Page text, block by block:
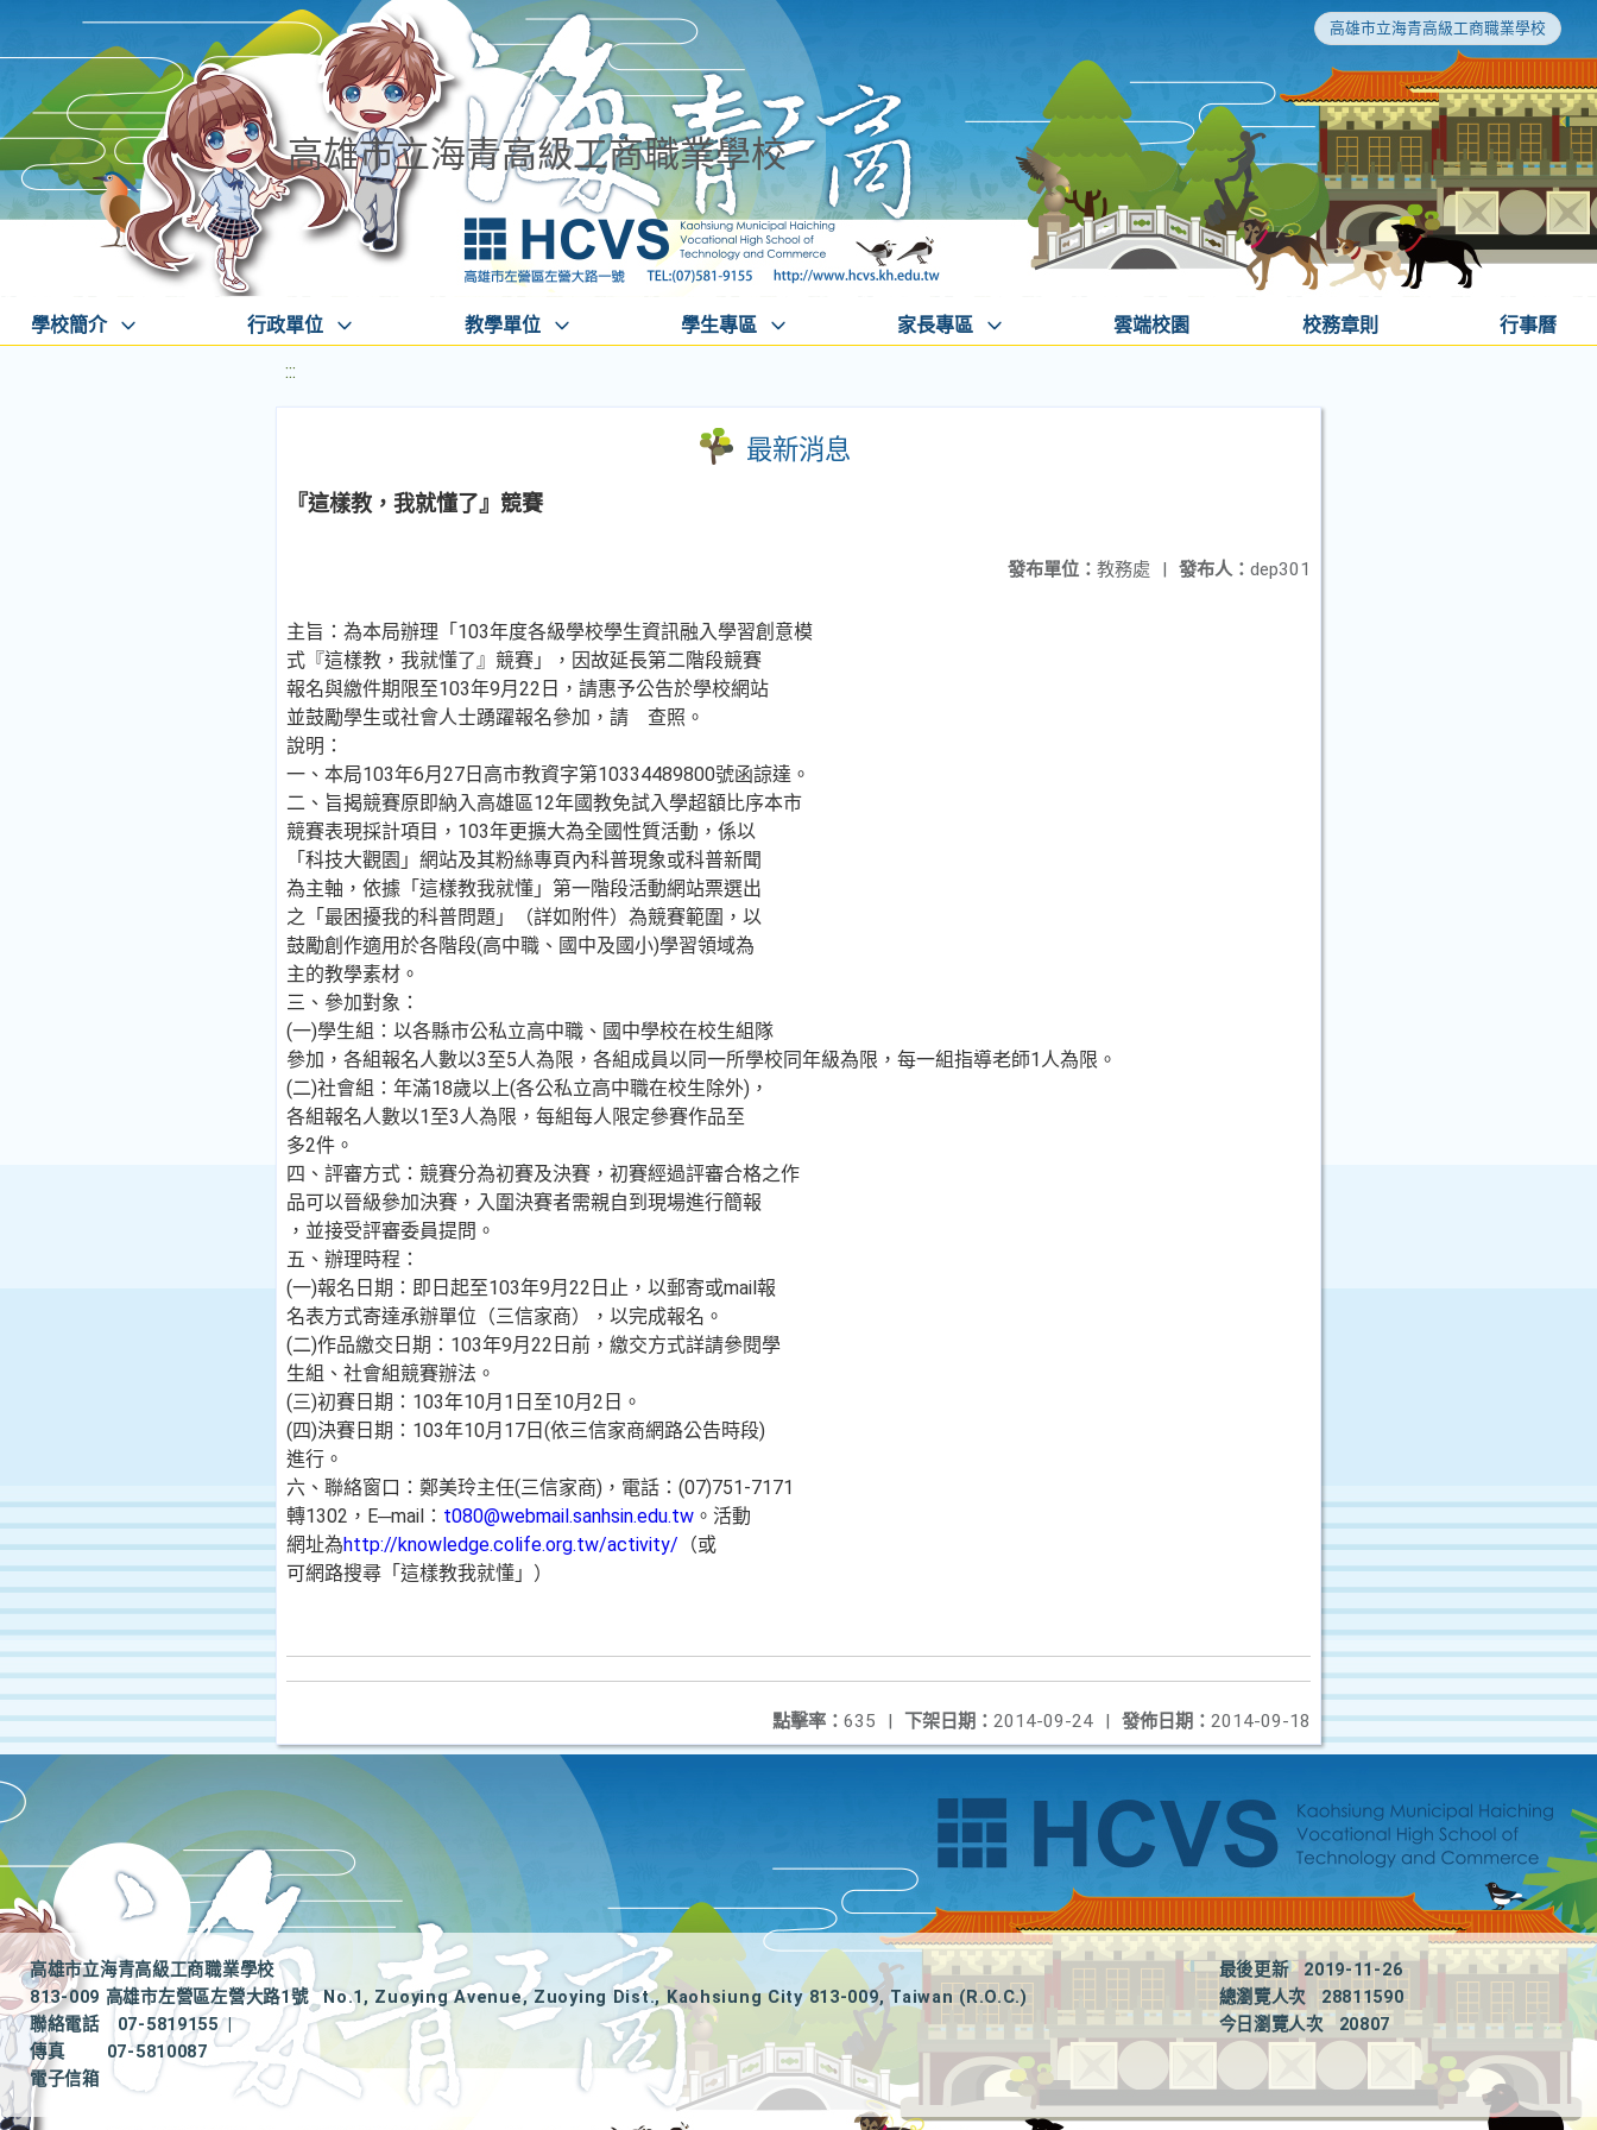
高雄市立海青高級工商職業學校
高雄市立海青高級工商職業學校
學校簡介 行政單位 教學單位 學生專區 家長專區 雲端校園 校務章則 行事曆
:::
最新消息
『這樣教，我就懂了』競賽
發布人： dep301
發布單位： 教務處 |
主旨：為本局辦理「103年度各級學校學生資訊融入學習創意模
式『這樣教，我就懂了』競賽」，因故延長第二階段競賽
報名與繳件期限至103年9月22日，請惠予公告於學校網站
並鼓勵學生或社會人士踴躍報名參加，請 查照。
說明：
一、本局103年6月27日高市教資字第10334489800號函諒達。
二、旨揭競賽原即納入高雄區12年國教免試入學超額比序本市
競賽表現採計項目，103年更擴大為全國性質活動，係以
「科技大觀園」網站及其粉絲專頁內科普現象或科普新聞
為主軸，依據「這樣教我就懂」第一階段活動網站票選出
之「最困擾我的科普問題」（詳如附件）為競賽範圍，以
鼓勵創作適用於各階段(高中職、國中及國小)學習領域為
主的教學素材。
三、參加對象：
(一)學生組：以各縣市公私立高中職、國中學校在校生組隊
參加，各組報名人數以3至5人為限，各組成員以同一所學校同年級為限，每一組指導老師1人為限。
(二)社會組：年滿18歲以上(各公私立高中職在校生除外)，
各組報名人數以1至3人為限，每組每人限定參賽作品至
多2件。
四、評審方式：競賽分為初賽及決賽，初賽經過評審合格之作
品可以晉級參加決賽，入圍決賽者需親自到現場進行簡報
，並接受評審委員提問。
五、辦理時程：
(一)報名日期：即日起至103年9月22日止，以郵寄或mail報
名表方式寄達承辦單位（三信家商），以完成報名。
(二)作品繳交日期：103年9月22日前，繳交方式詳請參閱學
生組、社會組競賽辦法。
(三)初賽日期：103年10月1日至10月2日。
(四)決賽日期：103年10月17日(依三信家商網路公告時段)
進行。
六、聯絡窗口：鄭美玲主任(三信家商)，電話：(07)751-7171
轉1302，E─mail： t080@webmail.sanhsin.edu.tw 。活動
網址為http://knowledge.colife.org.tw/activity/ （或
可網路搜尋「這樣教我就懂」）
發佈日期： 2014-09-18
下架日期： 2014-09-24 |
點擊率： 635 |
高雄市立海青高級工商職業學校
813-009 高雄市左營區左營大路1號
No.1, Zuoying Avenue, Zuoying Dist., Kaohsiung City 813-009, Taiwan (R.O.C.)
聯絡電話
07-5819155
|
傳真
07-5810087
電子信箱
最後更新
2019-11-26
總瀏覽人次
28811590
今日瀏覽人次
20807